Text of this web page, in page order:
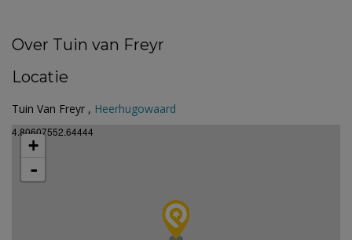
Over Tuin van Freyr
Locatie
Tuin Van Freyr , Heerhugowaard
4.80607552.64444
+
-